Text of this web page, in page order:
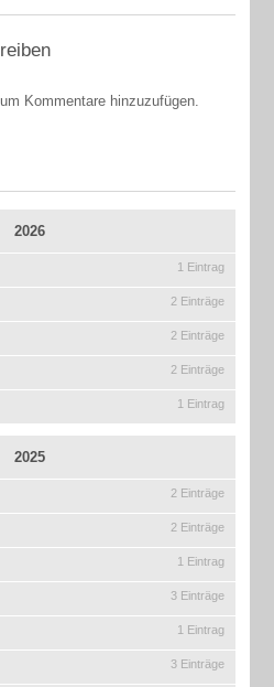
Kommentare hinzuzufügen.
2026
1 Eintrag
2 Einträge
2 Einträge
2 Einträge
1 Eintrag
2025
2 Einträge
2 Einträge
1 Eintrag
3 Einträge
1 Eintrag
3 Einträge